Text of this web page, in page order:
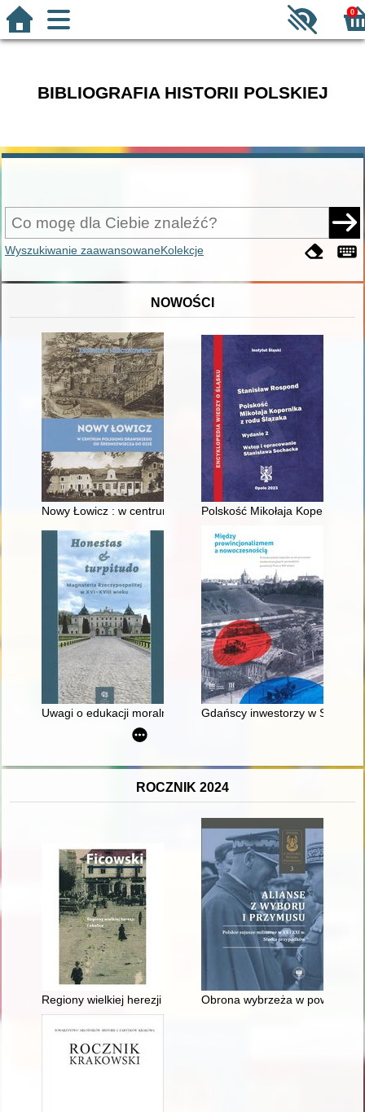
0
BIBLIOGRAFIA HISTORII POLSKIEJ
Wyszukiwanie zaawansowaneKolekcje
NOWOŚCI
Nowy Łowicz : w centrum poligonu drawskiego od
Polskość Mikołaja Kopernika z
Uwagi o edukacji moralnej synów szlacheckich w XVI-
Gdańscy inwestorzy w
ROCZNIK 2024
Regiony wielkiej herezji i okolice : Bruno Schulz i jego mitologia
Obrona wybrzeża w